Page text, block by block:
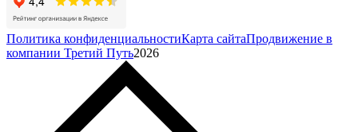
Политика конфиденциальностиКарта сайтаПродвижение в
компании Третий Путь2026